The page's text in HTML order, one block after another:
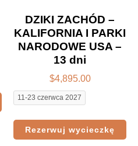
DZIKI ZACHÓD –
KALIFORNIA I PARKI
NARODOWE USA –
13 dni
$4,895.00
11-23 czerwca 2027
Rezerwuj wycieczkę